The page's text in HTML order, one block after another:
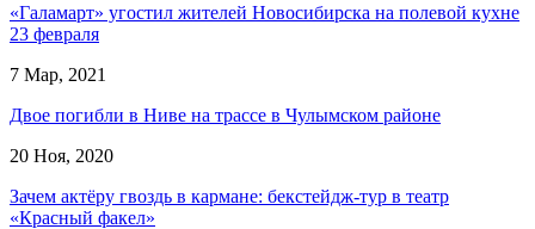
«Галамарт» угостил жителей Новосибирска на полевой кухне
23 февраля
7 Мар, 2021
Двое погибли в Ниве на трассе в Чулымском районе
20 Ноя, 2020
Зачем актёру гвоздь в кармане: бекстейдж-тур в театр
«Красный факел»